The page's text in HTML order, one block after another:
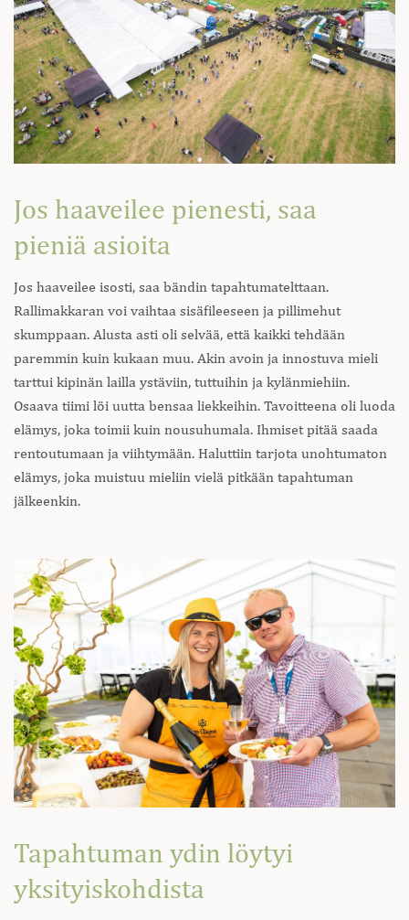
Jos haaveilee pienesti, saa
pieniä asioita
Jos haaveilee isosti, saa bändin tapahtumatelttaan.
Rallimakkaran voi vaihtaa sisäfileeseen ja pillimehut
skumppaan. Alusta asti oli selvää, että kaikki tehdään
paremmin kuin kukaan muu. Akin avoin ja innostuva mieli
tarttui kipinän lailla ystäviin, tuttuihin ja kylänmiehiin.
Osaava tiimi löi uutta bensaa liekkeihin. Tavoitteena oli luoda
elämys, joka toimii kuin nousuhumala. Ihmiset pitää saada
rentoutumaan ja viihtymään. Haluttiin tarjota unohtumaton
elämys, joka muistuu mieliin vielä pitkään tapahtuman
jälkeenkin.
Tapahtuman ydin löytyi
yksityiskohdista